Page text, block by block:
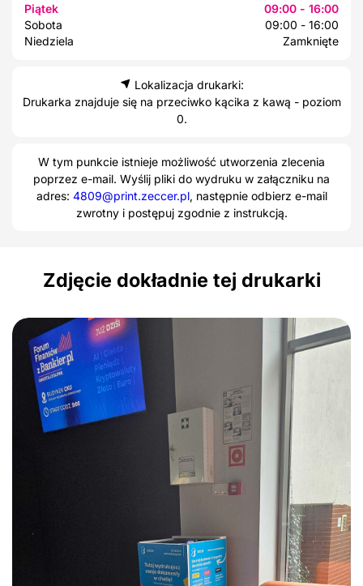
Piątek
09:00 - 16:00
Sobota
09:00 - 16:00
Niedziela
Zamknięte
Lokalizacja drukarki:
Drukarka znajduje się na przeciwko kącika z kawą - poziom
0.
W tym punkcie istnieje możliwość utworzenia zlecenia
poprzez e-mail. Wyślij pliki do wydruku w załączniku na
adres: 4809@print.zeccer.pl, następnie odbierz e-mail
zwrotny i postępuj zgodnie z instrukcją.
Zdjęcie dokładnie tej drukarki